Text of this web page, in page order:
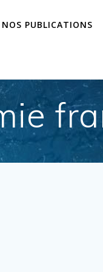
NOS PUBLICATIONS